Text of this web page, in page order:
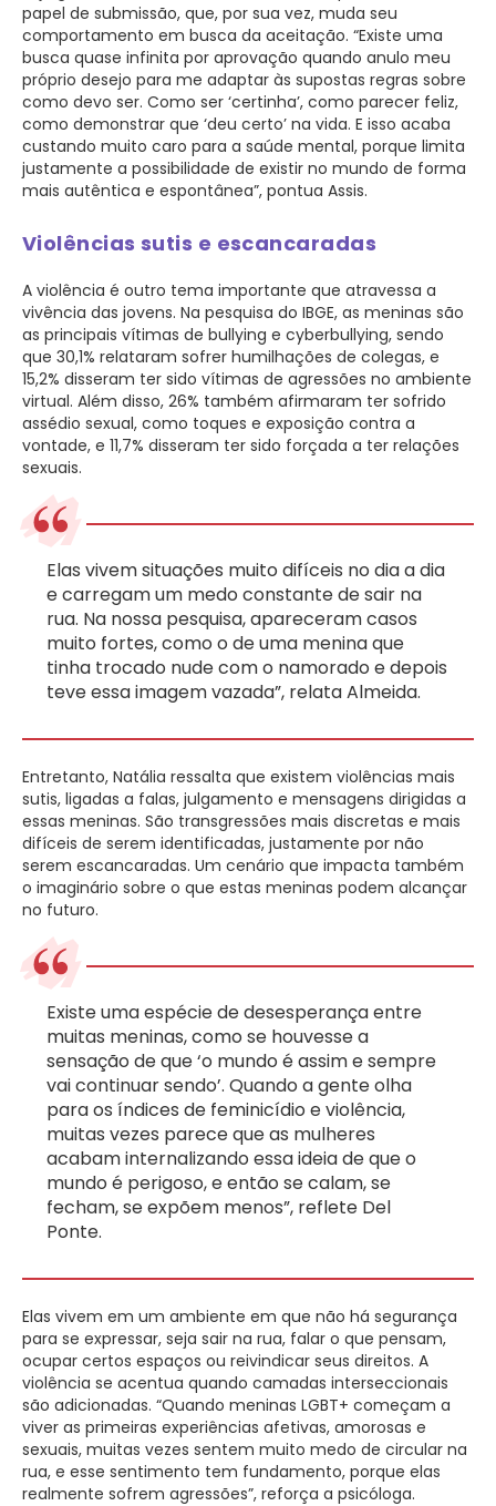
papel de submissão, que, por sua vez, muda seu
comportamento em busca da aceitação. “Existe uma
busca quase infinita por aprovação quando anulo meu
próprio desejo para me adaptar às supostas regras sobre
como devo ser. Como ser ‘certinha’, como parecer feliz,
como demonstrar que ‘deu certo’ na vida. E isso acaba
custando muito caro para a saúde mental, porque limita
justamente a possibilidade de existir no mundo de forma
mais autêntica e espontânea”, pontua Assis.
Violências sutis e escancaradas
A violência é outro tema importante que atravessa a
vivência das jovens. Na pesquisa do IBGE, as meninas são
as principais vítimas de bullying e cyberbullying, sendo
que 30,1% relataram sofrer humilhações de colegas, e
15,2% disseram ter sido vítimas de agressões no ambiente
virtual. Além disso, 26% também afirmaram ter sofrido
assédio sexual, como toques e exposição contra a
vontade, e 11,7% disseram ter sido forçada a ter relações
sexuais.
Elas vivem situações muito difíceis no dia a dia
e carregam um medo constante de sair na
rua. Na nossa pesquisa, apareceram casos
muito fortes, como o de uma menina que
tinha trocado nude com o namorado e depois
teve essa imagem vazada”, relata Almeida.
Entretanto, Natália ressalta que existem violências mais
sutis, ligadas a falas, julgamento e mensagens dirigidas a
essas meninas. São transgressões mais discretas e mais
difíceis de serem identificadas, justamente por não
serem escancaradas. Um cenário que impacta também
o imaginário sobre o que estas meninas podem alcançar
no futuro.
Existe uma espécie de desesperança entre
muitas meninas, como se houvesse a
sensação de que ‘o mundo é assim e sempre
vai continuar sendo’. Quando a gente olha
para os índices de feminicídio e violência,
muitas vezes parece que as mulheres
acabam internalizando essa ideia de que o
mundo é perigoso, e então se calam, se
fecham, se expõem menos”, reflete Del
Ponte.
Elas vivem em um ambiente em que não há segurança
para se expressar, seja sair na rua, falar o que pensam,
ocupar certos espaços ou reivindicar seus direitos. A
violência se acentua quando camadas interseccionais
são adicionadas. “Quando meninas LGBT+ começam a
viver as primeiras experiências afetivas, amorosas e
sexuais, muitas vezes sentem muito medo de circular na
rua, e esse sentimento tem fundamento, porque elas
realmente sofrem agressões”, reforça a psicóloga.